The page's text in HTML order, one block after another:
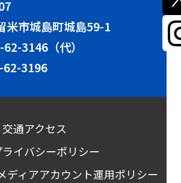
米市城島町城島59-1
3146（代）
62-3196
交通アクセス
ライバシーポリシー
ディアアカウント運用ポリシー